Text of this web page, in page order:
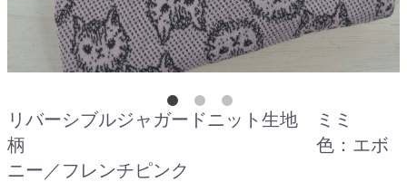
リバーシブルジャガードニット生地 ミミ
柄 色：エボ
ニー／フレンチピンク